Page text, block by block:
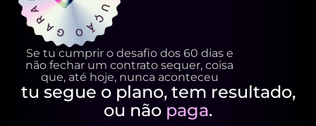
Se tu cumprir o desafio dos 60 dias e
não fechar um contrato sequer, coisa
que, até hoje, nunca aconteceu
tu segue o plano, tem resultado,
ou não paga.